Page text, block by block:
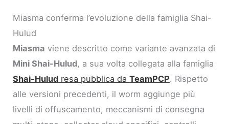
Miasma conferma l’evoluzione della famiglia Shai-
Hulud
Miasma viene descritto come variante avanzata di
Mini Shai-Hulud, a sua volta collegata alla famiglia
Shai-Hulud resa pubblica daTeamPCP. Rispetto
alle versioni precedenti, il worm aggiunge più
livelli di offuscamento, meccanismi di consegna